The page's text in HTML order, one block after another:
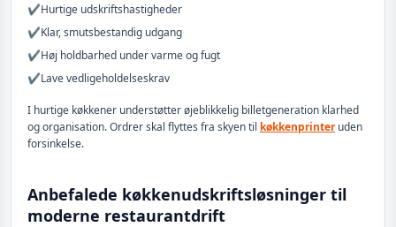
✔️Hurtige udskriftshastigheder
✔️Klar, smutsbestandig udgang
✔️Høj holdbarhed under varme og fugt
✔️Lave vedligeholdelseskrav
I hurtige køkkener understøtter øjeblikkelig billetgeneration klarhed
og organisation. Ordrer skal flyttes fra skyen til køkkenprinteruden
forsinkelse.
Anbefalede køkkenudskriftsløsninger til
moderne restaurantdrift